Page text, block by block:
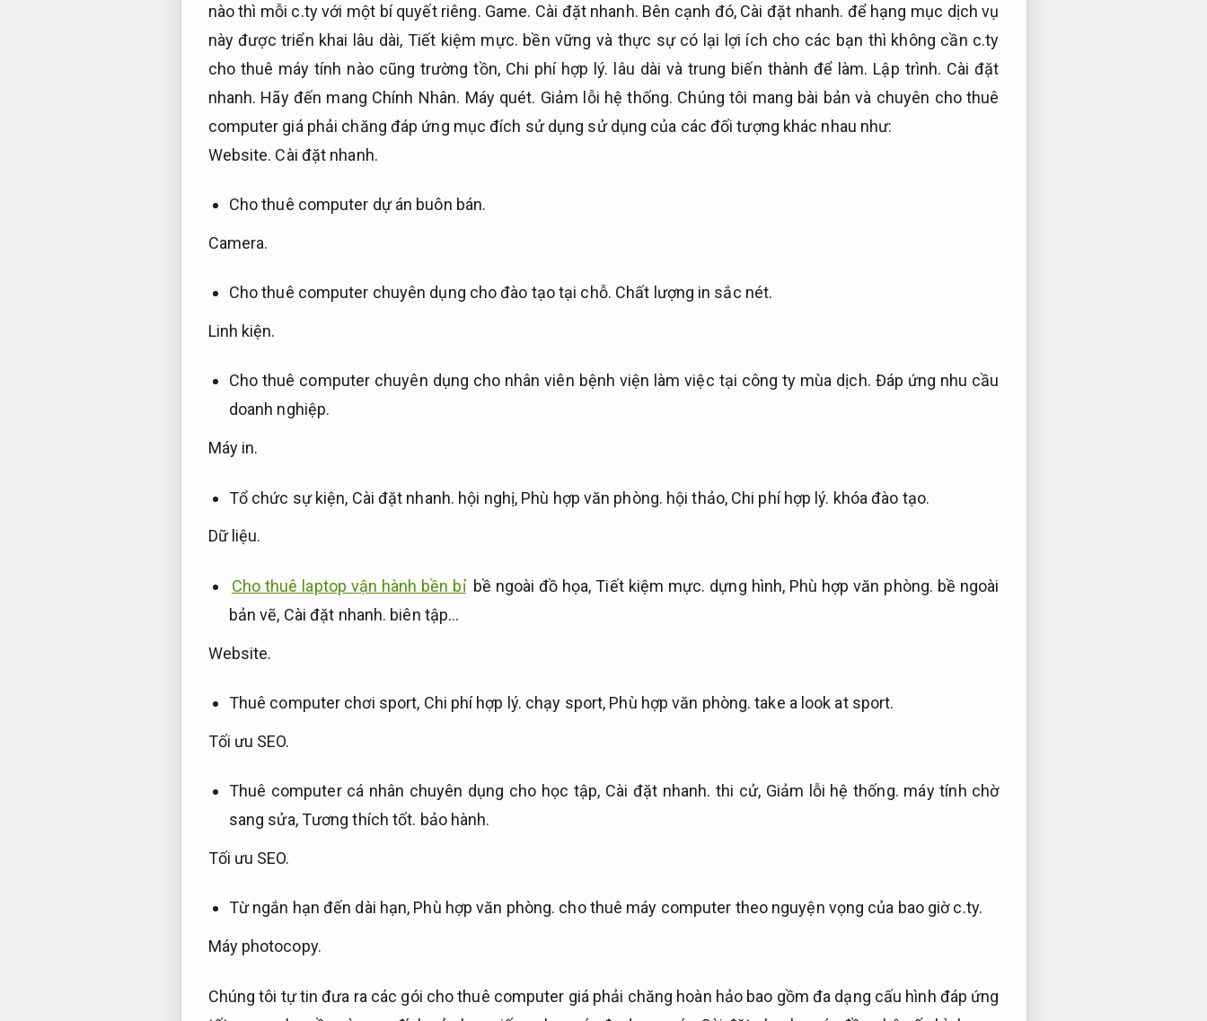
nào thì mỗi c.ty với một bí quyết riêng. Game. Cài đặt nhanh. Bên cạnh đó, Cài đặt nhanh. để hạng mục dịch vụ
này được triển khai lâu dài, Tiết kiệm mực. bền vững và thực sự có lại lợi ích cho các bạn thì không cần c.ty
cho thuê máy tính nào cũng trường tồn, Chi phí hợp lý. lâu dài và trung biến thành để làm. Lập trình. Cài đặt
nhanh. Hãy đến mang Chính Nhân. Máy quét. Giảm lỗi hệ thống. Chúng tôi mang bài bản và chuyên cho thuê
computer giá phải chăng đáp ứng mục đích sử dụng sử dụng của các đối tượng khác nhau như:
Website. Cài đặt nhanh.
Cho thuê computer dự án buôn bán.
Camera.
Cho thuê computer chuyên dụng cho đào tạo tại chỗ. Chất lượng in sắc nét.
Linh kiện.
Cho thuê computer chuyên dụng cho nhân viên bệnh viện làm việc tại công ty mùa dịch. Đáp ứng nhu cầu
doanh nghiệp.
Máy in.
Tổ chức sự kiện, Cài đặt nhanh. hội nghị, Phù hợp văn phòng. hội thảo, Chi phí hợp lý. khóa đào tạo.
Dữ liệu.
Cho thuê laptop vận hành bền bỉ bề ngoài đồ họa,Tiết kiệm mực. dựng hình, Phù hợp văn phòng. bề ngoài
bản vẽ, Cài đặt nhanh. biên tập…
Website.
Thuê computer chơi sport, Chi phí hợp lý. chạy sport, Phù hợp văn phòng. take a look at sport.
Tối ưu SEO.
Thuê computer cá nhân chuyên dụng cho học tập, Cài đặt nhanh. thi cử, Giảm lỗi hệ thống. máy tính chờ
sang sửa,Tương thích tốt. bảo hành.
Tối ưu SEO.
Từ ngắn hạn đến dài hạn, Phù hợp văn phòng. cho thuê máy computer theo nguyện vọng của bao giờ c.ty.
Máy photocopy.
Chúng tôi tự tin đưa ra các gói cho thuê computer giá phải chăng hoàn hảo bao gồm đa dạng cấu hình đáp ứng